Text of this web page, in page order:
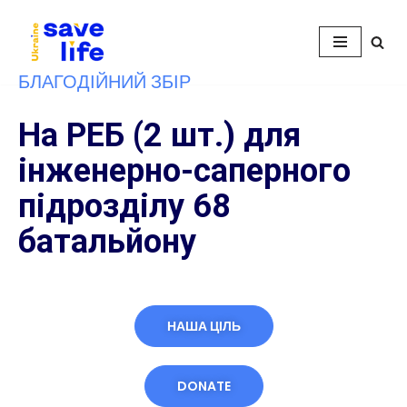
Перейти
вмісту
БЛАГОДІЙНИЙ ЗБІР
На РЕБ (2 шт.) для
інженерно-саперного
підрозділу 68
батальйону
НАША ЦІЛЬ
DONATE